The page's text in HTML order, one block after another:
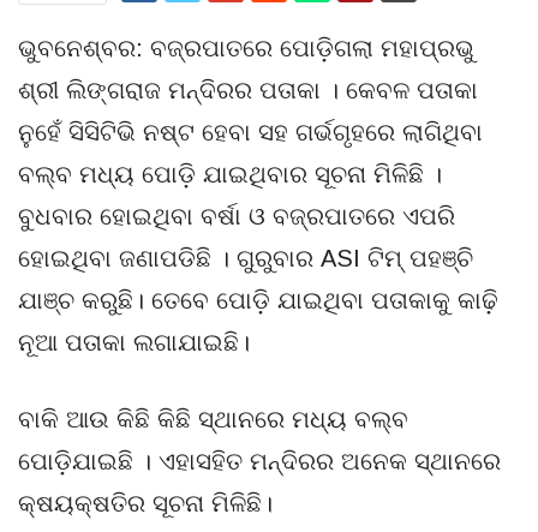
ଭୁବନେଶ୍ବର: ବଜ୍ରପାତରେ ପୋଡ଼ିଗଲା ମହାପ୍ରଭୁ
ଶ୍ରୀ ଲିଙ୍ଗରାଜ ମନ୍ଦିରର ପତାକା । କେବଳ ପତାକା
ନୁହେଁ ସିସିଟିଭି ନଷ୍ଟ ହେବା ସହ ଗର୍ଭଗୃହରେ ଲାଗିଥିବା
ବଲ୍‌ବ ମଧ୍ୟ ପୋଡ଼ି ଯାଇଥିବାର ସୂଚନା ମିଳିଛି ।
ବୁଧବାର ହୋଇଥିବା ବର୍ଷା ଓ ବଜ୍ରପାତରେ ଏପରି
ହୋଇଥିବା ଜଣାପଡିଛି । ଗୁରୁବାର ASI ଟିମ୍‌ ପହଞ୍ଚି
ଯାଞ୍ଚ କରୁଛି। ତେବେ ପୋଡ଼ି ଯାଇଥିବା ପତାକାକୁ କାଢ଼ି
ନୂଆ ପତାକା ଲଗାଯାଇଛି।
ବାକି ଆଉ କିଛି କିଛି ସ୍ଥାନରେ ମଧ୍ୟ ବଲ୍‌ବ
ପୋଡ଼ିଯାଇଛି । ଏହାସହିତ ମନ୍ଦିରର ଅନେକ ସ୍ଥାନରେ
କ୍ଷୟକ୍ଷତିର ସୂଚନା ମିଳିଛି।